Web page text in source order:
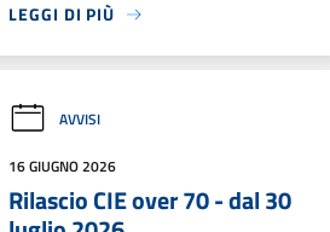
LEGGI DI PIÙ
AVVISI
16 GIUGNO 2026
Rilascio CIE over 70 - dal 30